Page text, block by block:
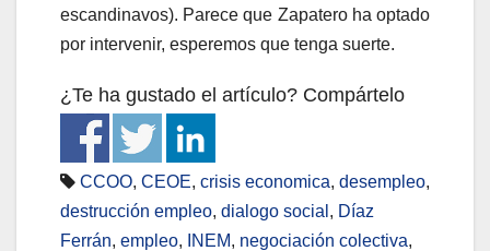
escandinavos). Parece que Zapatero ha optado
por intervenir, esperemos que tenga suerte.
¿Te ha gustado el artículo? Compártelo
CCOO, CEOE, crisis economica, desempleo,
destrucción empleo, dialogo social , Díaz
Ferrán, empleo, INEM, negociación colectiva,